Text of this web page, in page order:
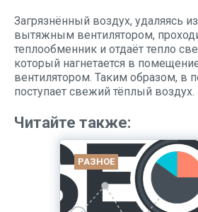
Загрязнённый воздух, удаляясь
вытяжным вентилятором,
теплообменник и отдаёт тепло
который нагнетается в
вентилятором. Таким образом, в
поступает свежий тёплый воздух.
Читайте также:
РАЗНОЕ